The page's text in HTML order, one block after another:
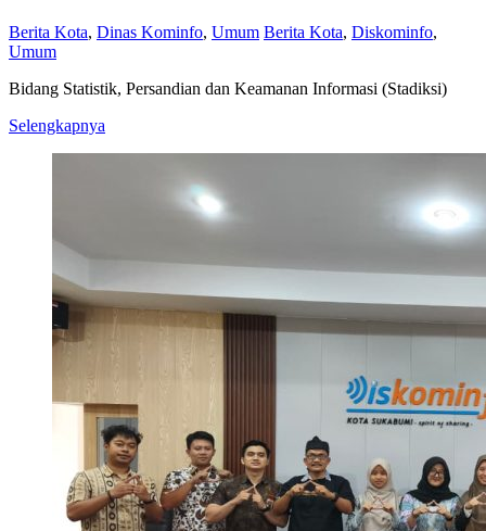
Berita Kota, Dinas Kominfo, Umum Berita Kota, Diskominfo,
Umum
Bidang Statistik, Persandian dan Keamanan Informasi (Stadiksi)
Selengkapnya
Pembangunan
Statistik
Daerah